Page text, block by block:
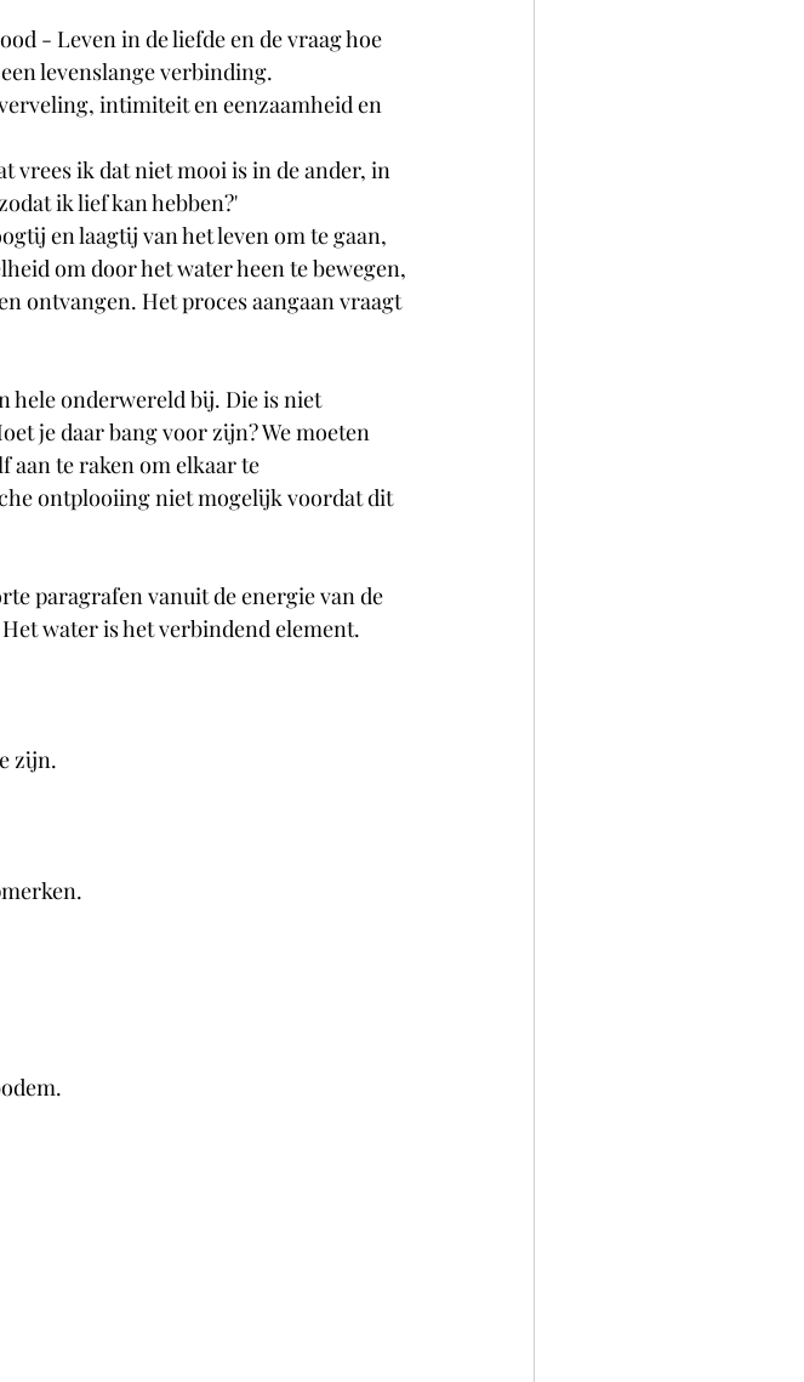
- Leven in de liefde en de vraag hoe
levenslange verbinding.
intimiteit en eenzaamheid en
vrees ik dat niet mooi is in de ander, in
ik lief kan hebben?'
en laagtij van het leven om te gaan,
om door het water heen te bewegen,
ontvangen. Het proces aangaan vraagt
hele onderwereld bij. Die is niet
je daar bang voor zijn? We moeten
aan te raken om elkaar te
ontplooiing niet mogelijk voordat dit
paragrafen vanuit de energie van de
water is het verbindend element.
zijn.